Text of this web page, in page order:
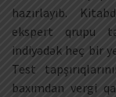
hazırlayıb.
ekspert qrupu
indiyədək heç bir
Test
baxımdan vergi